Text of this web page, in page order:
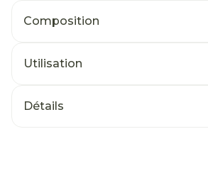
Composition
Utilisation
Détails